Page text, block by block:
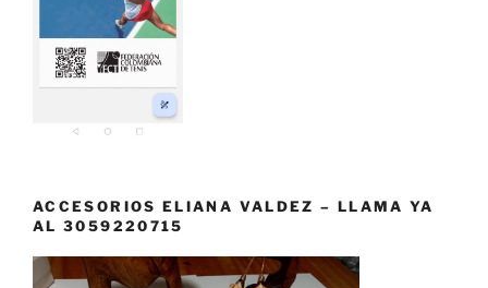
ACCESORIOS ELIANA VALDEZ – LLAMA YA
AL 3059220715